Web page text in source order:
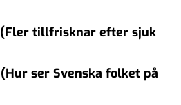
(Fler tillfrisknar efter sjuk
(Hur ser Svenska folket på